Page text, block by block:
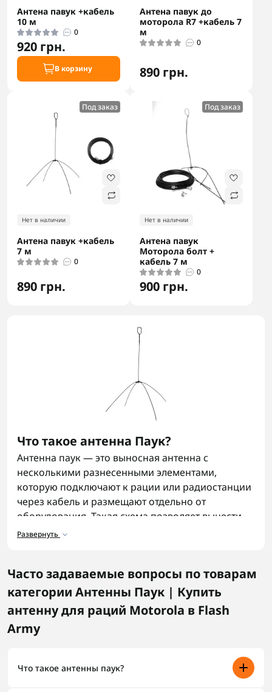
Антена павук +кабель
10 м
0
920 грн.
В корзину
Антена павук до
моторола R7 +кабель 7
м
0
890 грн.
Под заказ
Нет в наличии
Антена павук +кабель
7 м
0
890 грн.
Под заказ
Нет в наличии
Антена павук
Моторола болт +
кабель 7 м
0
900 грн.
Что такое антенна Паук?
Антенна паук — это выносная антенна с
несколькими разнесенными элементами,
которую подключают к рации или радиостанции
через кабель и размещают отдельно от
оборудования. Такая схема позволяет вынести
точку приема сигнала в место, где его меньше
провалов при изменении положения или
дистанции. В таких задачах часто сравнивают
разные типы решений, включаядиполь антенны
чтобы понять, как ведет себя сигнал в разных
условиях.
Паук?
Развернуть
Часто задаваемые вопросы по товарам
категории Антенны Паук | Купить
антенну для раций Motorola в Flash
Army
Что такое антенны паук?